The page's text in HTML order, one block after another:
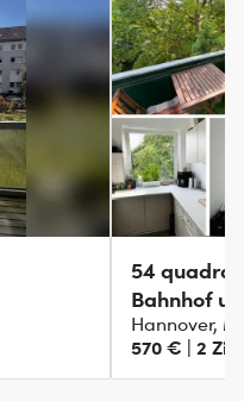
54
Bahnhof
Hannover,
570 € | 2 Zi.